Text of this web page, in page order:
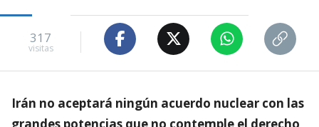
317
visitas
Irán no aceptará ningún acuerdo nuclear con las
grandes potencias que no contemple el derecho